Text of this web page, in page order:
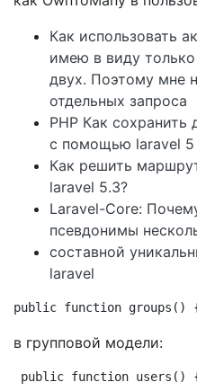
Как использовать
имею в виду
двух. Поэтому мне
отдельных запроса
PHP Как
с помощью laravel 5
Как решить
laravel 5.3?
Laravel-Core:
псевдонимы
составной
laravel
public function groups()
в групповой модели:
public function users()